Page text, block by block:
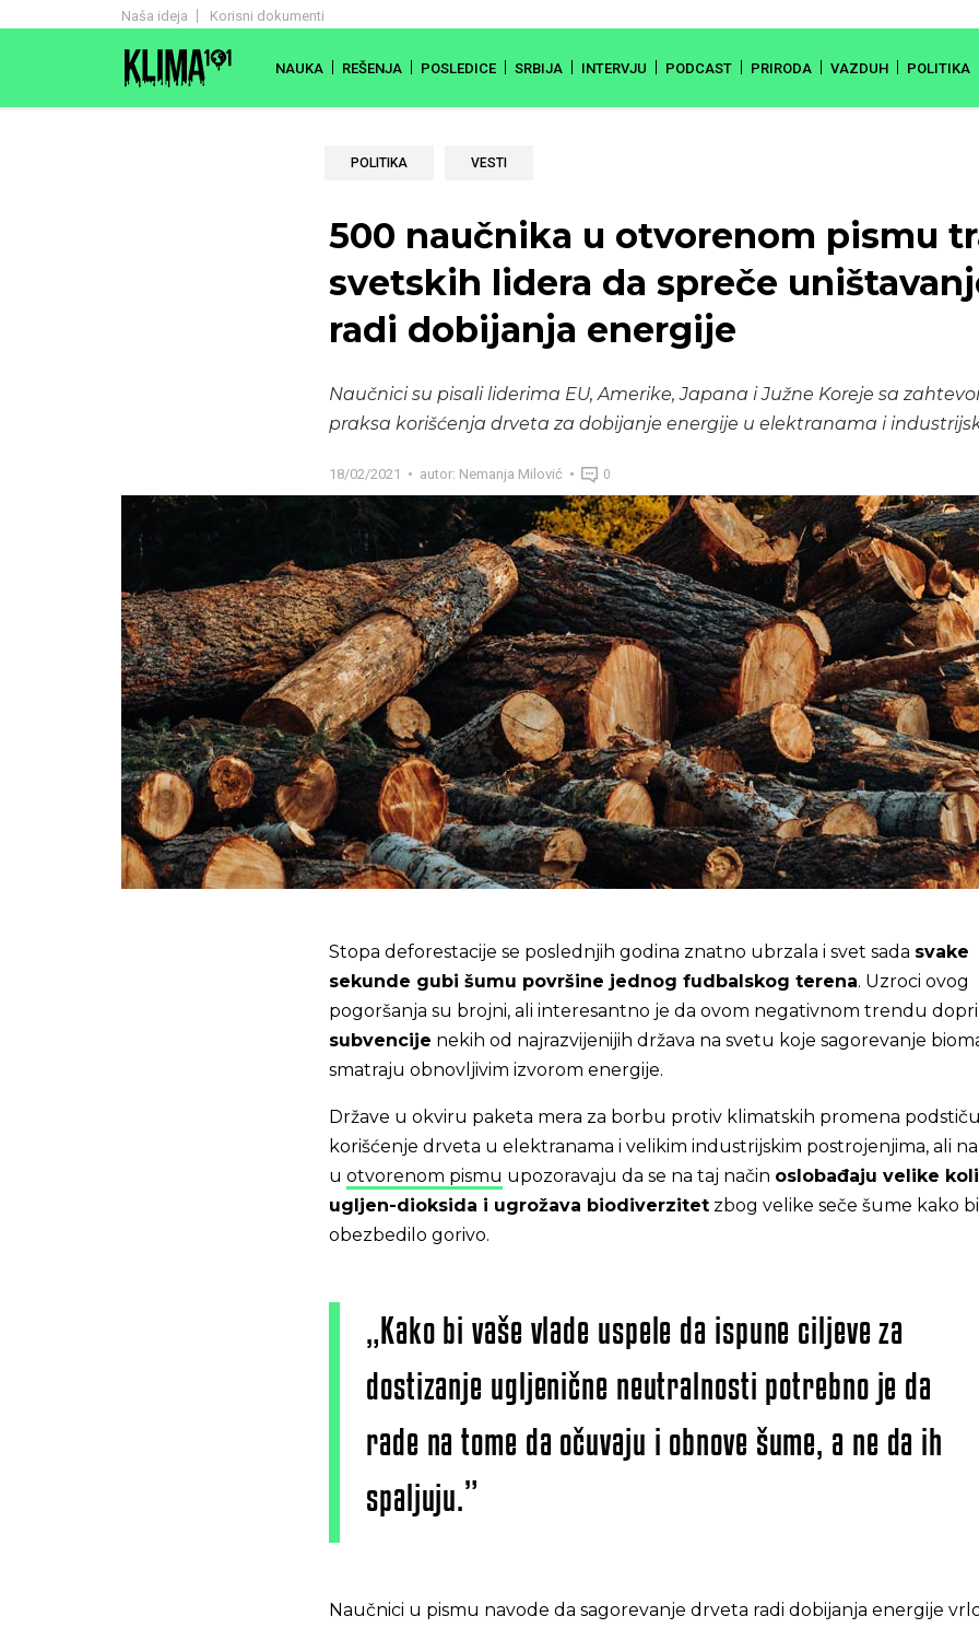
Naša ideja Korisni dokumenti
NAUKA REŠENJA POSLEDICE SRBIJA INTERVJU PODCAST PRIRODA VAZDUH POLITIKA
POLITIKA VESTI
500 naučnika u otvorenom pismu
svetskih lidera da spreče
radi dobijanja energije
Naučnici su pisali liderima EU, Amerike, Japana i Južne Koreje sa
praksa korišćenja drveta za dobijanje energije u elektranama i
18/02/2021 autor: Nemanja Milović 0
Stopa deforestacije se poslednjih godina znatno ubrzala i svet sada svake
sekunde gubi šumu površine jednog fudbalskog terena. Uzroci ovog
pogoršanja su brojni, ali interesantno je da ovom negativnom trendu
subvencije nekih od najrazvijenijih država na svetu koje sagorevanje
smatraju obnovljivim izvorom energije.
Države u okviru paketa mera za borbu protiv klimatskih promena
korišćenje drveta u elektranama i velikim industrijskim postrojenjima, ali
u otvorenom pismu upozoravaju da se na taj način oslobađaju velike
ugljen-dioksida i ugrožava biodiverzitet zbog velike seče šume kako
obezbedilo gorivo.
„Kako bi vaše vlade uspele da ispune ciljeve za
dostizanje ugljenične neutralnosti potrebno je da
rade na tome da očuvaju i obnove šume, a ne da ih
spaljuju.”
Naučnici u pismu navode da sagorevanje drveta radi dobijanja energije